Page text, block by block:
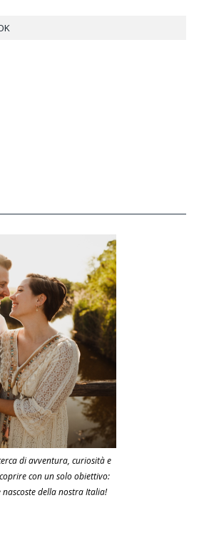
di avventura, curiosità e
con un solo obiettivo:
nascoste della nostra Italia!